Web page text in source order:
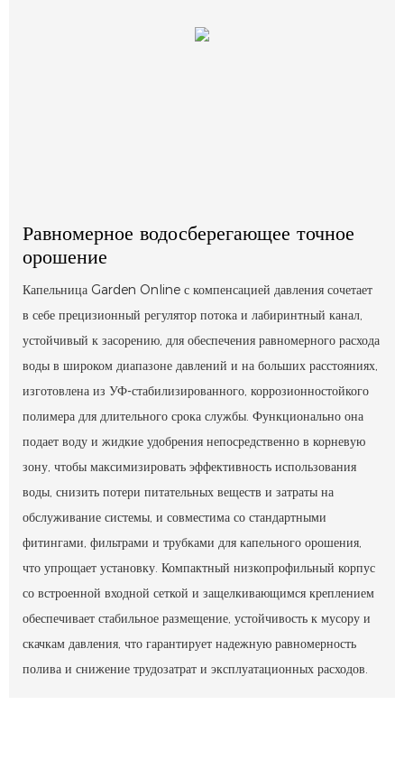
Равномерное водосберегающее точное
орошение
Капельница Garden Online с компенсацией давления сочетает
в себе прецизионный регулятор потока и лабиринтный канал,
устойчивый к засорению, для обеспечения равномерного расхода
воды в широком диапазоне давлений и на больших расстояниях,
изготовлена ​​из УФ-стабилизированного, коррозионностойкого
полимера для длительного срока службы. Функционально она
подает воду и жидкие удобрения непосредственно в корневую
зону, чтобы максимизировать эффективность использования
воды, снизить потери питательных веществ и затраты на
обслуживание системы, и совместима со стандартными
фитингами, фильтрами и трубками для капельного орошения,
что упрощает установку. Компактный низкопрофильный корпус
со встроенной входной сеткой и защелкивающимся креплением
обеспечивает стабильное размещение, устойчивость к мусору и
скачкам давления, что гарантирует надежную равномерность
полива и снижение трудозатрат и эксплуатационных расходов.